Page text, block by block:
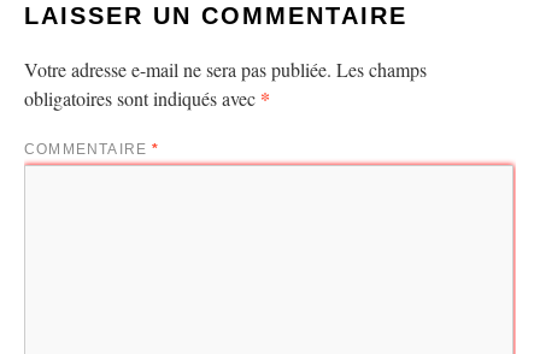
LAISSER UN COMMENTAIRE
Votre adresse e-mail ne sera pas publiée. Les champs
obligatoires sont indiqués avec *
COMMENTAIRE*